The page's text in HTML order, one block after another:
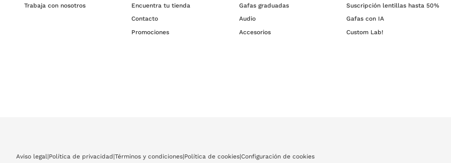
Trabaja con nosotros
Encuentra tu tienda
Contacto
Promociones
Gafas graduadas
Audio
Accesorios
Suscripción lentillas hasta 50%
Gafas con IA
Custom Lab!
Aviso legal|Política de privacidad |Términos y condiciones|Política de cookies|Configuración de cookies